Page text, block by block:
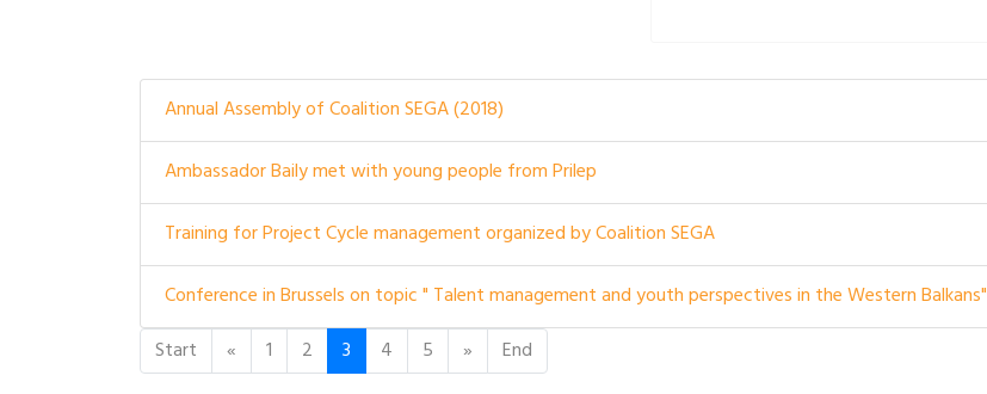
Annual Assembly of Coalition SEGA (2018)
Ambassador Baily met with young people from Prilep
Training for Project Cycle management organized by Coalition SEGA
Conference in Brussels on topic " Talent management and youth perspectives in the Western Balkans"
Start
« 1 2 3 4 5 » End